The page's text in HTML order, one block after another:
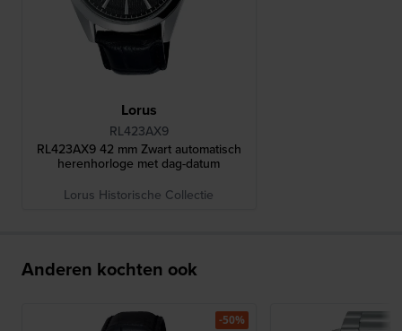
Lorus
RL423AX9
RL423AX9 42 mm Zwart automatisch
herenhorloge met dag-datum
Lorus Historische Collectie
Anderen kochten ook
-50%